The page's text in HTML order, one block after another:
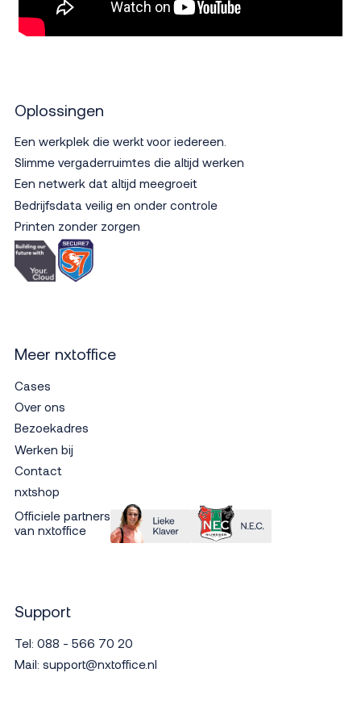
Oplossingen
Een werkplek die werkt voor iedereen.
Slimme vergaderruimtes die altijd werken
Een netwerk dat altijd meegroeit
Bedrijfsdata veilig en onder controle
Printen zonder zorgen
Meer nxtoffice
Cases
Over ons
Bezoekadres
Werken bij
Contact
nxtshop
Officiele partners
van nxtoffice
Support
Tel:088 - 566 70 20
Mail:support@nxtoffice.nl